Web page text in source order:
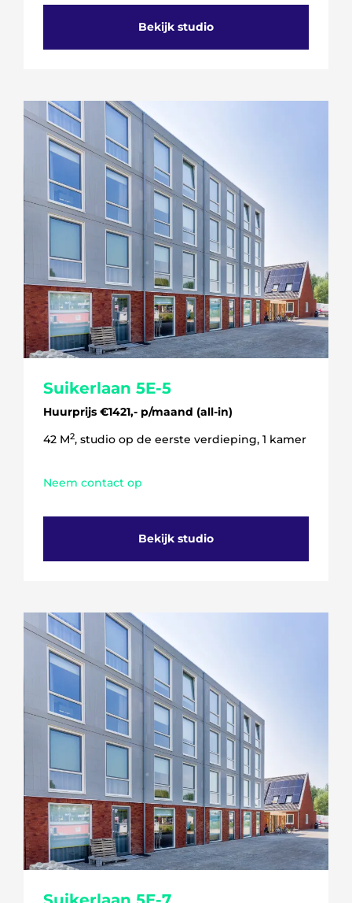
Bekijk studio
Suikerlaan 5E-5
Huurprijs €1421,- p/maand (all-in)
42 M2, studio op de eerste verdieping, 1 kamer
Neem contact op
Bekijk studio